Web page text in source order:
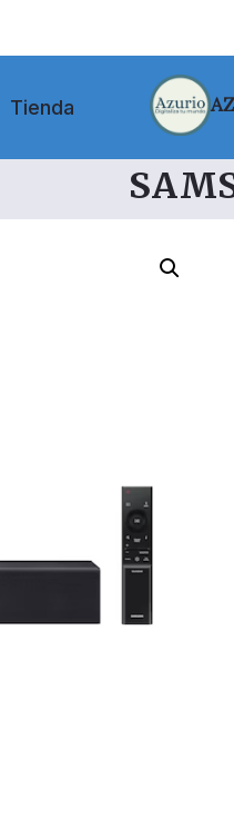
Tienda